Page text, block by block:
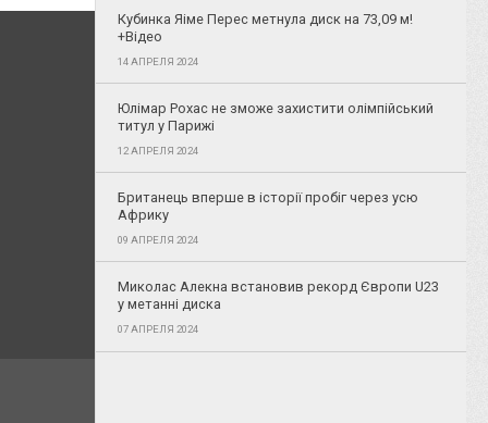
Кубинка Яіме Перес метнула диск на 73,09 м!
+Відео
14 АПРЕЛЯ 2024
Юлімар Рохас не зможе захистити олімпійський
титул у Парижі
12 АПРЕЛЯ 2024
Британець вперше в історії пробіг через усю
Африку
09 АПРЕЛЯ 2024
Миколас Алекна встановив рекорд Європи U23
у метанні диска
07 АПРЕЛЯ 2024